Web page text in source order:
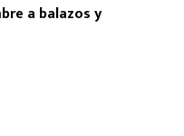
a balazos y